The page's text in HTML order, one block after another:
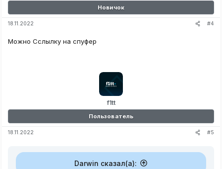
Новичок
18.11.2022 #4
Можно Сслылку на спуфер
f1tt
Пользователь
18.11.2022 #5
Darwin сказал(а):